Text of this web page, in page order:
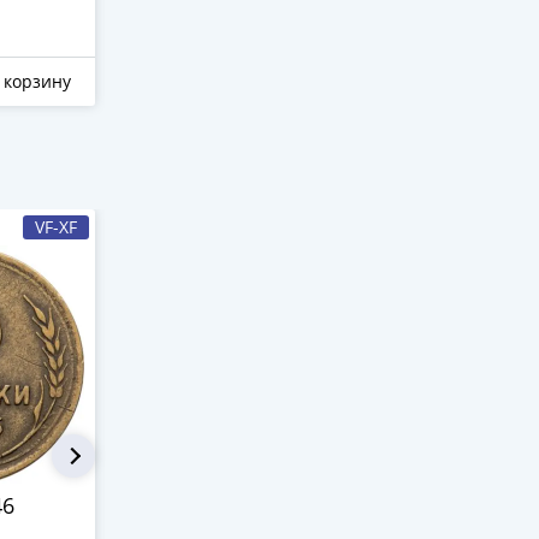
VF-XF